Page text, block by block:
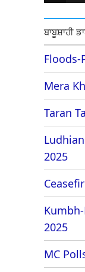
ਬਾਬੂਸ਼ਾਹੀ
Floods-
Mera
Taran
2025
2025
MC